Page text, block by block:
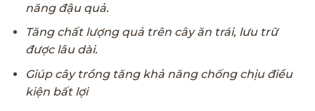
năng đậu quả.
Tăng chất lượng quả trên cây ăn trái, lưu trữ
được lâu dài.
Giúp cây trồng tăng khả năng chống chịu điều
kiện bất lợi